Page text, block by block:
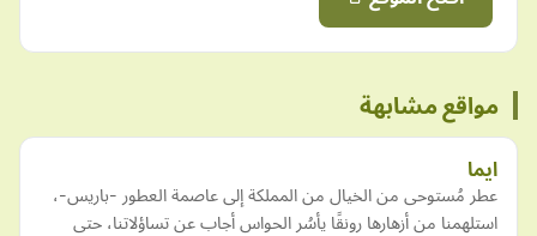
مواقع مشابهة
ايما
عطر مُستوحى من الخيال من المملكة إلى عاصمة العطور -باريس-،
استلهمنا من أزهارها رونقًا يأسُر الحواس أجاب عن تساؤلاتنا، حتى